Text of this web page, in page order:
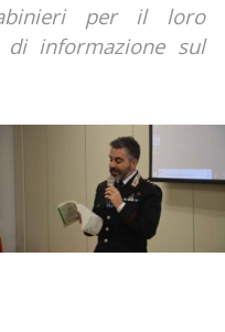
per il loro
informazione sul